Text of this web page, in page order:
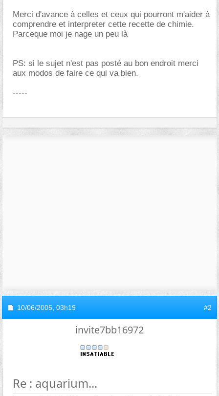
Merci d'avance à celles et ceux qui pourront m'aider à
comprendre et interpreter cette recette de chimie.
Parceque moi je nage un peu là
PS: si le sujet n'est pas posté au bon endroit merci
aux modos de faire ce qui va bien.
-----
10/06/2005, 03h19 #2
invite7bb16972
Re : aquarium...